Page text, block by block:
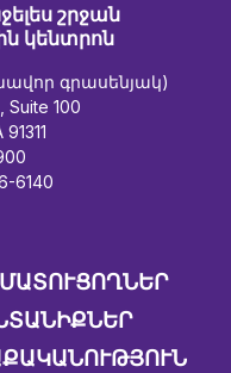
շրջան
կենտրոն
գրասենյակ)
Suite 100
6140